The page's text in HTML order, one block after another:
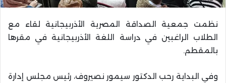
نظمت جمعية الصداقة المصرية الأذربيجانية لقاء مع
الطلاب الراغبين في دراسة اللغة الأذربيجانية في مقرها
بالمقطم.
وفي البداية رحب الدكتور سيمور نصيروف، رئيس مجلس إدارة